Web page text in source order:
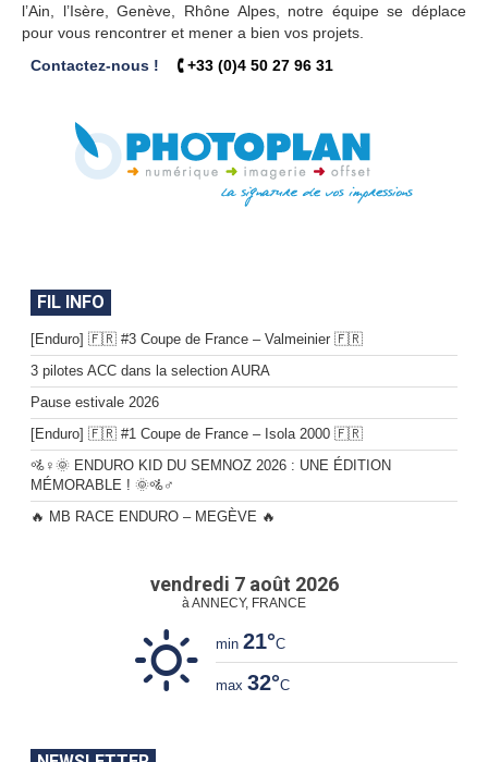
l’Ain, l’Isère, Genève, Rhône Alpes, notre équipe se déplace
pour vous rencontrer et mener a bien vos projets.
Contactez-nous !
🕻 +33 (0)4 50 27 96 31
FIL INFO
[Enduro] 🇫🇷 #3 Coupe de France – Valmeinier 🇫🇷
3 pilotes ACC dans la selection AURA
Pause estivale 2026
[Enduro] 🇫🇷 #1 Coupe de France – Isola 2000 🇫🇷
🚵♀️🌞 ENDURO KID DU SEMNOZ 2026 : UNE ÉDITION
MÉMORABLE ! 🌞🚵♂️
🔥 MB RACE ENDURO – MEGÈVE 🔥
vendredi 7 août 2026
à ANNECY, FRANCE
min 21°C
max 32°C